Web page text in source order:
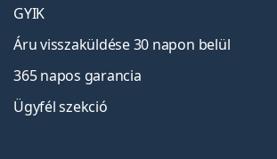
GYIK
Áru visszaküldése 30 napon belül
365 napos garancia
Ügyfél szekció